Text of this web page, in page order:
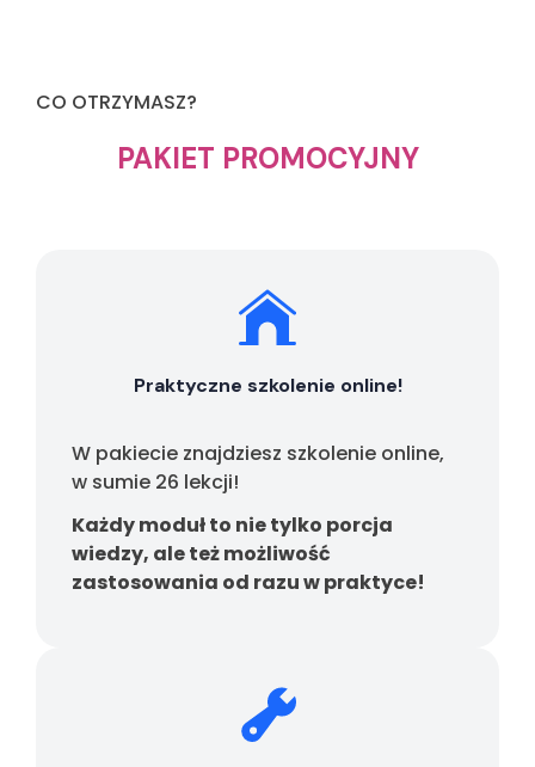
CO OTRZYMASZ?
PAKIET PROMOCYJNY
Praktyczne szkolenie online!
W pakiecie znajdziesz szkolenie online,
w sumie 26 lekcji!
Każdy moduł to nie tylko porcja
wiedzy, ale też możliwość
zastosowania od razu w praktyce!